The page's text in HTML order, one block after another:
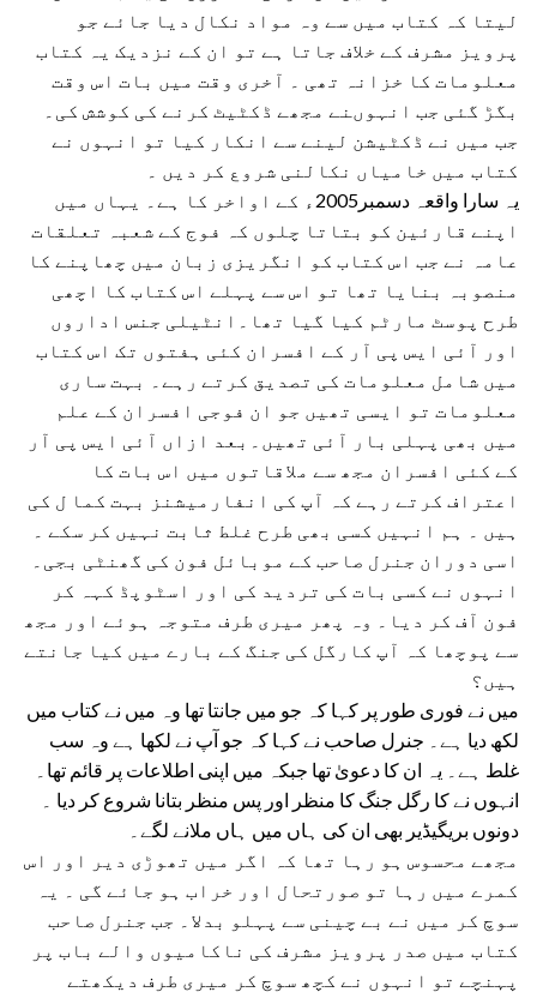
لیتا کہ کتاب میں سے وہ مواد نکال دیا جائے جو
پرویز مشرف کے خلاف جاتا ہے تو ان کے نزدیک یہ کتاب
معلومات کا خزانہ تھی ۔ آخری وقت میں بات اس وقت
بگڑ گئی جب انہوںنے مجھے ڈکٹیٹ کرنے کی کوشش کی۔
جب میں نے ڈکٹیشن لینے سے انکار کیا تو انہوں نے
کتاب میں خامیاں نکالنی شروع کر دیں ۔
یہ سارا واقعہ دسمبر2005ء کے اواخر کا ہے۔ یہاں میں
اپنے قارئین کو بتاتا چلوں کہ فوج کے شعبہ تعلقات
عامہ نے جب اس کتاب کو انگریزی زبان میں چھاپنے کا
منصوبہ بنایا تھا تو اس سے پہلے اس کتاب کا اچھی
طرح پوسٹ مارٹم کیا گیا تھا۔انٹیلی جنس اداروں
اور آئی ایس پی آر کے افسران کئی ہفتوں تک اس کتاب
میں شامل معلومات کی تصدیق کرتے رہے۔ بہت ساری
معلومات تو ایسی تھیں جو ان فوجی افسران کے علم
میں بھی پہلی بار آئی تھیں۔بعد ازاں آئی ایس پی آر
کے کئی افسران مجھ سے ملاقاتوں میں اس بات کا
اعتراف کرتے رہے کہ آپ کی انفارمیشنز بہت کما ل کی
ہیں ۔ ہم انہیں کسی بھی طرح غلط ثابت نہیں کر سکے ۔
اسی دوران جنرل صاحب کے موبائل فون کی گھنٹی بجی۔
انہوں نے کسی بات کی تردید کی اور اسٹوپڈ کہہ کر
فون آف کر دیا۔ وہ پھر میری طرف متوجہ ہوئے اور مجھ
سے پوچھا کہ آپ کارگل کی جنگ کے بارے میں کیا جانتے
ہیں؟
میں نے فوری طور پر کہا کہ جو میں جانتا تھا وہ میں نے کتاب میں
لکھ دیا ہے۔ جنرل صاحب نے کہا کہ جو آپ نے لکھا ہے وہ سب
غلط ہے۔ یہ ان کا دعویٰ تھا جبکہ میں اپنی اطلاعات پر قائم تھا۔
انہوں نے کا رگل جنگ کا منظر اور پس منظر بتانا شروع کر دیا ۔
دونوں بریگیڈیر بھی ان کی ہاں میں ہاں ملانے لگے۔
مجھے محسوس ہو رہا تھا کہ اگر میں تھوڑی دیر اور اس
کمرے میں رہا تو صورتحال اور خراب ہو جائے گی ۔ یہ
سوچ کر میں نے بے چینی سے پہلو بدلا۔ جب جنرل صاحب
کتاب میں صدر پرویز مشرف کی ناکامیوں والے باب پر
پہنچے تو انہوں نے کچھ سوچ کر میری طرف دیکھتے